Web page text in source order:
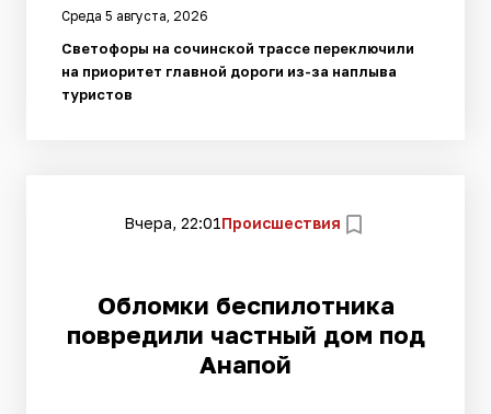
Среда 5 августа, 2026
Светофоры на сочинской трассе переключили
на приоритет главной дороги из-за наплыва
туристов
Вчера, 22:01Происшествия
Обломки беспилотника
повредили частный дом под
Анапой